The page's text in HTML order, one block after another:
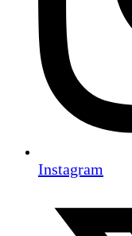
Instagram